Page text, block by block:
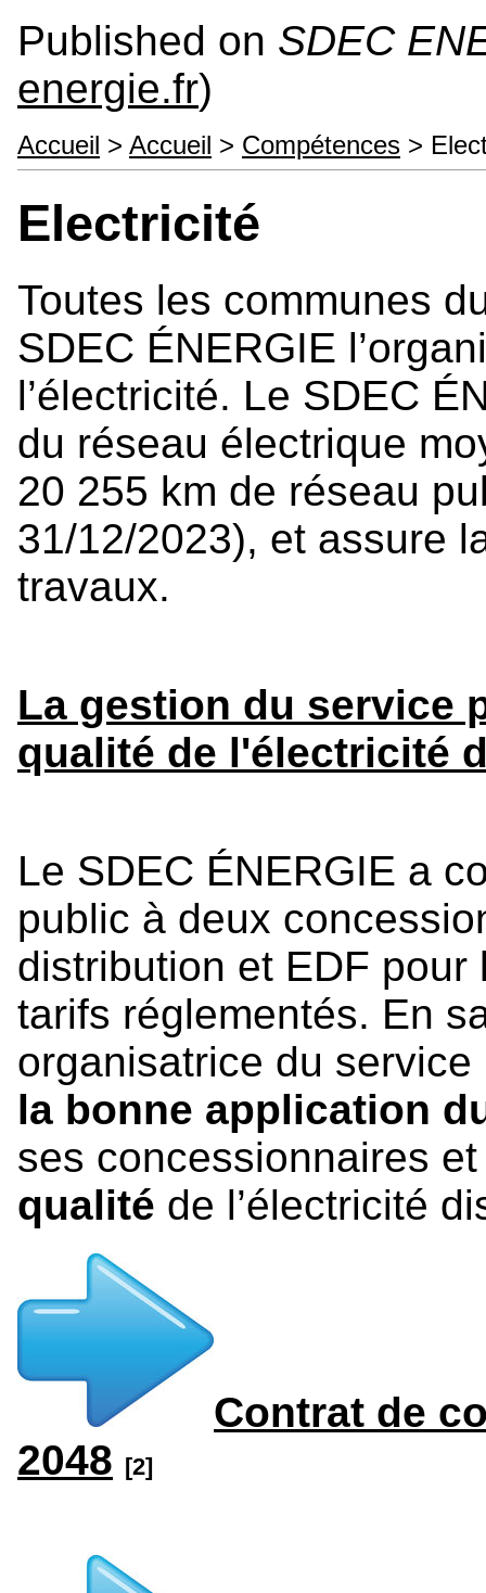
Published on SDEC
energie.fr)
Accueil > Accueil > Compétences >
Electricité
Toutes les communes
SDEC ÉNERGIE
l’électricité. Le SDEC
du réseau électrique
20 255 km de réseau
31/12/2023), et assure
travaux.
La gestion du service
qualité de l'électricité
Le SDEC ÉNERGIE a
public à deux
distribution et EDF pour
tarifs réglementés. En
organisatrice du
la bonne application
ses concessionnaires
qualité de l’électricité
Contrat de
2048 [2]